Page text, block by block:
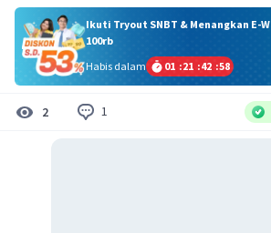
Ikuti Tryout SNBT & Menangkan E-
100rb
Habis dalam
01 :21 :42 :58
2 1